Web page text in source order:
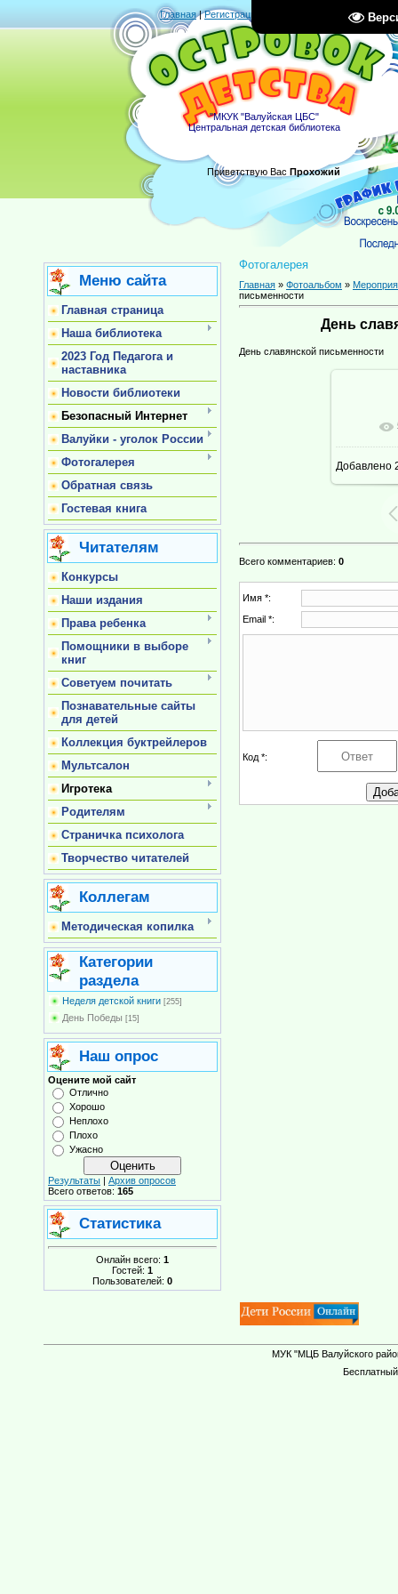
Главная|Регистрация
"МКУК "Валуйская ЦБС"
Центральная детская библиотека
Приветствую Вас Прохожий
Меню сайта
Главная страница
Наша библиотека
2023 Год Педагога и
наставника
Новости библиотеки
Безопасный Интернет
Валуйки - уголок России
Фотогалерея
Обратная связь
Гостевая книга
Читателям
Конкурсы
Наши издания
Права ребенка
Помощники в выборе
книг
Советуем почитать
Познавательные сайты
для детей
Коллекция буктрейлеров
Мультсалон
Игротека
Родителям
Страничка психолога
Творчество читателей
Коллегам
Методическая копилка
Категории
раздела
Неделя детской книги [255]
День Победы [15]
Наш опрос
Оцените мой сайт
Отлично
Хорошо
Неплохо
Плохо
Ужасно
Результаты | Архив опросов
Всего ответов: 165
Статистика
Онлайн всего: 1
Гостей: 1
Пользователей: 0
Фотогалерея
Главная » Фотоальбом »
письменности
День
День славянской письменности
В
Добавлено
Всего комментариев: 0
Имя *:
Email *:
Код *:
МУК "МЦБ Валуйского